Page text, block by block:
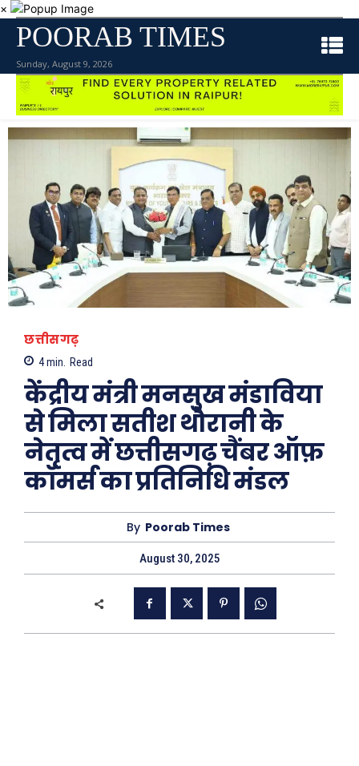
×
POORAB TIMES
Sunday, August 9, 2026
छत्तीसगढ़
4min. Read
केंद्रीय मंत्री मनसुख मंडाविया
से मिला सतीश थौरानी के
नेतृत्व में छत्तीसगढ़ चैंबर ऑफ़
कॉमर्स का प्रतिनिधि मंडल
By Poorab Times
August 30, 2025